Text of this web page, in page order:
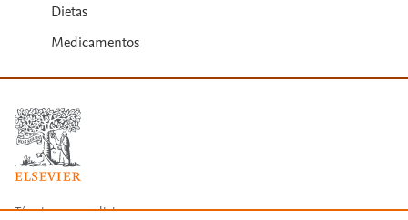
Dietas
Medicamentos
Términos y condiciones